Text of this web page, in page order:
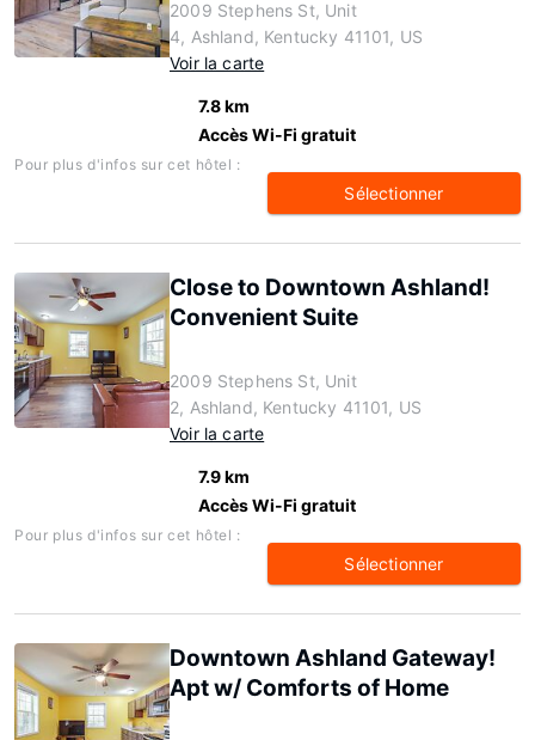
2009 Stephens St, Unit
4, Ashland, Kentucky 41101, US
Voir la carte
7.8 km
Accès Wi-Fi gratuit
Pour plus d'infos sur cet hôtel :
Sélectionner
Close to Downtown Ashland!
Convenient Suite
2009 Stephens St, Unit
2, Ashland, Kentucky 41101, US
Voir la carte
7.9 km
Accès Wi-Fi gratuit
Pour plus d'infos sur cet hôtel :
Sélectionner
Downtown Ashland Gateway!
Apt w/ Comforts of Home